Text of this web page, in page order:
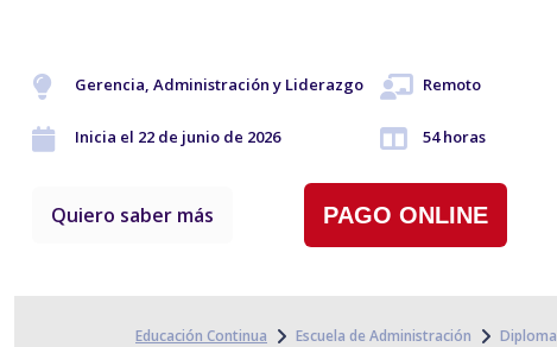
Gerencia, Administración y Liderazgo Remoto
Inicia el 22 de junio de 2026 54 horas
Quiero saber más PAGO ONLINE
Educación Continua Escuela de Administración